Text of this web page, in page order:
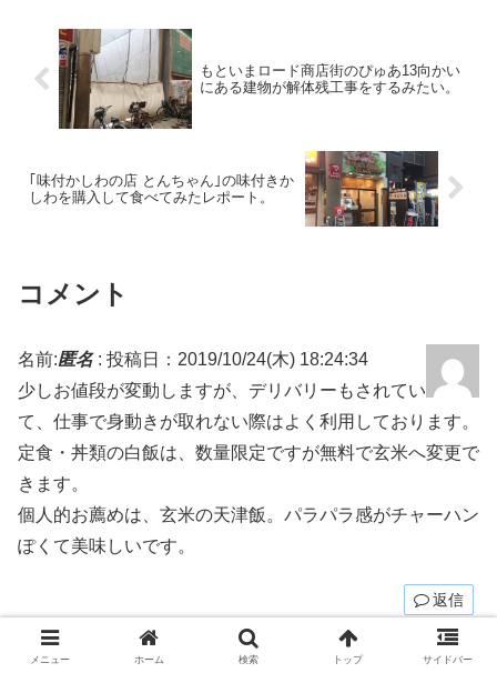
もといまロード商店街のぴゅあ13向かい
にある建物が解体残工事をするみたい。
｢味付かしわの店 とんちゃん｣の味付きか
しわを購入して食べてみたレポート。
コメント
名前:匿名: 投稿日：2019/10/24(木) 18:24:34
少しお値段が変動しますが、デリバリーもされてい
て、仕事で身動きが取れない際はよく利用しております。
定食・丼類の白飯は、数量限定ですが無料で玄米へ変更で
きます。
個人的お薦めは、玄米の天津飯。パラパラ感がチャーハン
ぽくて美味しいです。
返信
名前: ひかるち : 投稿日：2019/10/25(金) 00:29:44
メニュー ホーム 検索 トップ サイドバー